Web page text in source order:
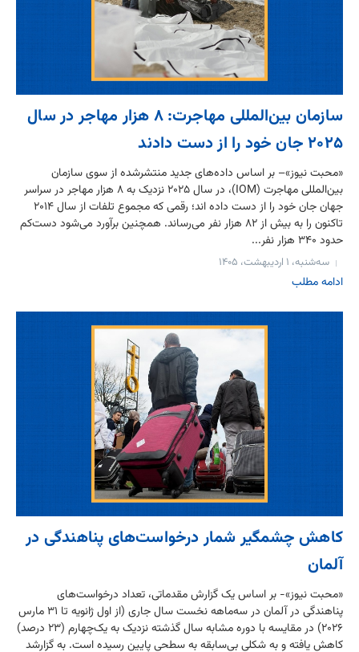
سازمان بین‌المللی مهاجرت: ۸ هزار مهاجر در سال
۲۰۲۵ جان خود را از دست دادند
«محبت نیوز»– بر اساس داده‌های جدید منتشرشده از سوی سازمان
بین‌المللی مهاجرت (IOM)، در سال ۲۰۲۵ نزدیک به ۸ هزار مهاجر در سراسر
جهان جان خود را از دست داده اند؛ رقمی که مجموع تلفات از سال ۲۰۱۴
تاکنون را به بیش از ۸۲ هزار نفر می‌رساند. همچنین برآورد می‌شود دست‌کم
حدود ۳۴۰ هزار نفر...
سه‌شنبه، ۱ اردیبهشت، ۱۴۰۵
ادامه مطلب
کاهش چشمگیر شمار درخواست‌های پناهندگی در
آلمان
«محبت نیوز»- بر اساس یک گزارش مقدماتی، تعداد درخواست‌های
پناهندگی در آلمان در سه‌ماهه نخست سال جاری (از اول ژانویه تا ۳۱ مارس
۲۰۲۶) در مقایسه با دوره مشابه سال گذشته نزدیک به یک‌چهارم (۲۳ درصد)
کاهش یافته و به شکلی بی‌سابقه به سطحی پایین رسیده است. به گزارشد